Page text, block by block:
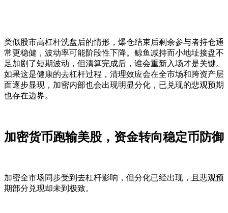
类似股市高杠杆洗盘后的情形，爆仓结束后剩余参与者持仓通
常更稳健，波动率可能阶段性下降。鲸鱼减持而小地址接盘不
足加剧了短期波动，但清算完成后，谁会重新入场才是关键。
如果这是健康的去杠杆过程，清理效应会在全市场和跨资产层
面逐步显现，加密内部也会出现明显分化，已兑现的悲观预期
也存在边界。
加密货币跑输美股，资金转向稳定币防御
加密全市场同步受到去杠杆影响，但分化已经出现，且悲观预
期部分兑现却未到极致。